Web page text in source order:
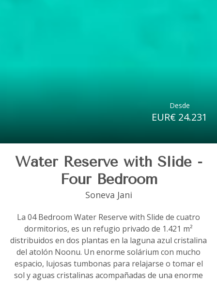
Desde
EUR€ 24.231
Water Reserve with Slide -
Four Bedroom
Soneva Jani
La 04 Bedroom Water Reserve with Slide de cuatro
dormitorios, es un refugio privado de 1.421 m²
distribuidos en dos plantas en la laguna azul cristalina
del atolón Noonu. Un enorme solárium con mucho
espacio, lujosas tumbonas para relajarse o tomar el
sol y aguas cristalinas acompañadas de una enorme